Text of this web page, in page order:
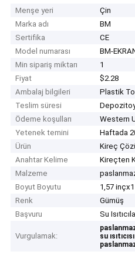
Menşe yeri
Çin
Marka adı
BM
Sertifika
CE
Model numarası
BM-
Min sipariş miktarı
1
Fiyat
$2.28
Ambalaj bilgileri
Plastik
Teslim süresi
Ödeme koşulları
Western
Yetenek temini
Haftada
Ürün
Kireç
Anahtar Kelime
Kireçten
Malzeme
Boyut Boyutu
1,57
Renk
Gümüş
Başvuru
Su
Vurgulamak: su